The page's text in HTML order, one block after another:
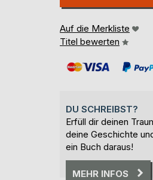
Auf die Merkliste
Titel bewerten
DU SCHREIBST?
Erfüll dir deinen
deine Geschichte
ein Buch daraus!
MEHR INFOS